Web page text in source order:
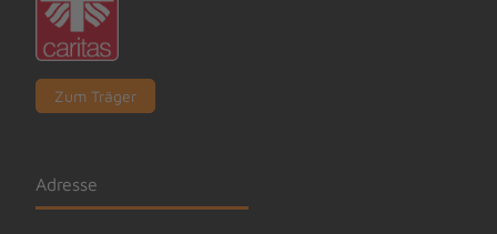
Zum Träger
Adresse